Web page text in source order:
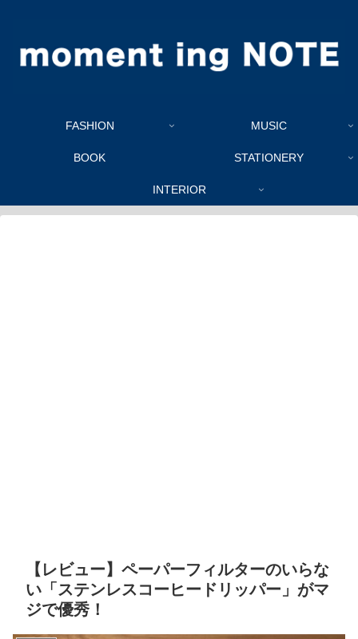
FASHION MUSIC
BOOK STATIONERY
INTERIOR
【レビュー】ペーパーフィルターのいらな
い「ステンレスコーヒードリッパー」がマ
ジで優秀！